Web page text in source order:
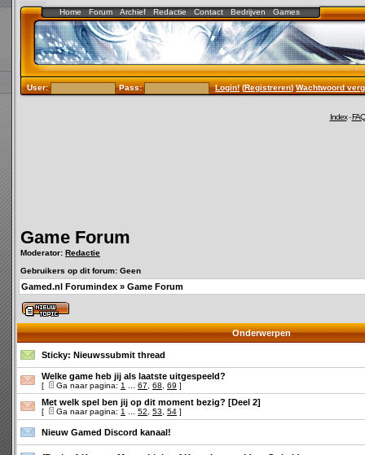
Home Forum Archief Redactie Contact Bedrijven Games
User: Pass: Login!(Registreren)Wachtwoord
Index-FAQ
Game Forum
Moderator: Redactie
Gebruikers op dit forum: Geen
Gamed.nl Forumindex » Game Forum
Onderwerpen
Sticky: Nieuwssubmit thread
Welke game heb jij als laatste uitgespeeld?
[ Ga naar pagina: 1 67 68 69 ]
Met welk spel ben jij op dit moment bezig? [Deel 2]
[ Ga naar pagina: 1 52 53 54 ]
Nieuw Gamed Discord kanaal!